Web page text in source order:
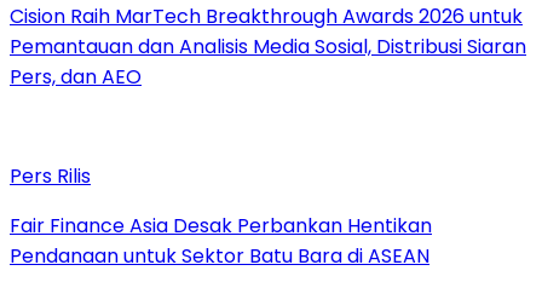
Cision Raih MarTech Breakthrough Awards 2026 untuk
Pemantauan dan Analisis Media Sosial, Distribusi Siaran
Pers, dan AEO
Pers Rilis
Fair Finance Asia Desak Perbankan Hentikan
Pendanaan untuk Sektor Batu Bara di ASEAN